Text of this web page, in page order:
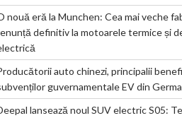
nouă eră la Munchen: Cea mai veche
definitiv la motoarele termice și
auto chinezi, principalii
guvernamentale EV din
lansează noul SUV electric S05: